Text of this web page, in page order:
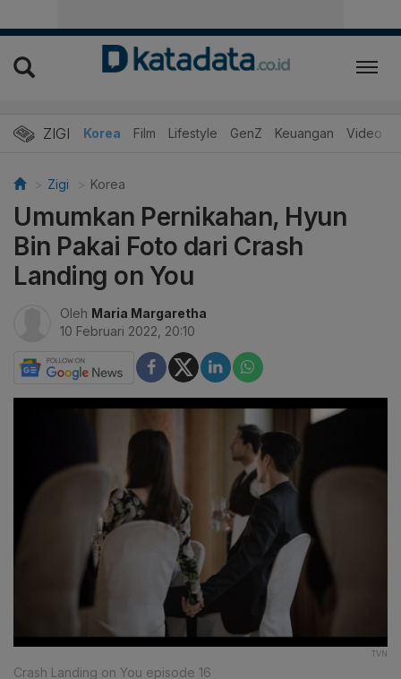
ZIGI
Hits Korea Film Lifestyle GenZ Keuangan Video
Zigi Korea
Umumkan Pernikahan, Hyun
Bin Pakai Foto dari Crash
Landing on You
Oleh Maria Margaretha
10 Februari 2022, 20:10
TVN
Crash Landing on You episode 16